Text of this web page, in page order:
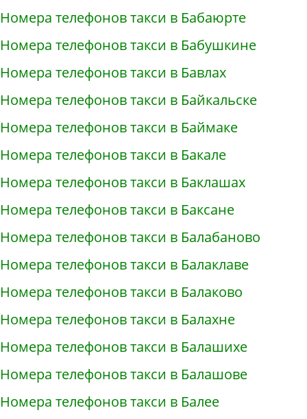
Номера телефонов такси в Бабаюрте
Номера телефонов такси в Бабушкине
Номера телефонов такси в Бавлах
Номера телефонов такси в Байкальске
Номера телефонов такси в Баймаке
Номера телефонов такси в Бакале
Номера телефонов такси в Баклашах
Номера телефонов такси в Баксане
Номера телефонов такси в Балабаново
Номера телефонов такси в Балаклаве
Номера телефонов такси в Балаково
Номера телефонов такси в Балахне
Номера телефонов такси в Балашихе
Номера телефонов такси в Балашове
Номера телефонов такси в Балее